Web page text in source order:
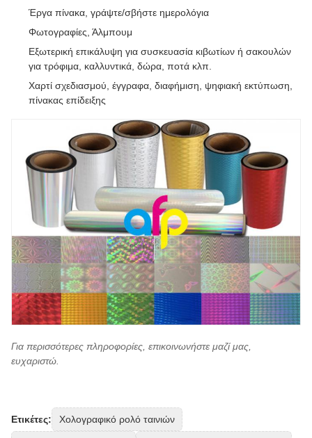
Έργα πίνακα, γράψτε/σβήστε ημερολόγια
Φωτογραφίες, Άλμπουμ
Εξωτερική επικάλυψη για συσκευασία κιβωτίων ή σακουλών
για τρόφιμα, καλλυντικά, δώρα, ποτά κλπ.
Χαρτί σχεδιασμού, έγγραφα, διαφήμιση, ψηφιακή εκτύπωση,
πίνακας επίδειξης
Για περισσότερες πληροφορίες, επικοινωνήστε μαζί μας,
ευχαριστώ.
Ετικέτες: Χολογραφικό ρολό ταινιών